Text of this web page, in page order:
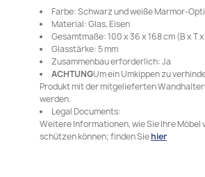
Farbe: Schwarz und weiße Marmor-
Material: Glas, Eisen
Gesamtmaße: 100 x 36 x 168 cm (B x T
Glasstärke: 5 mm
Zusammenbau erforderlich: Ja
ACHTUNGUm ein Umkippen zu
Produkt mit der mitgelieferten
werden.
Legal Documents:
Weitere Informationen, wie Sie Ihre Möbel
schützen können; finden Siehier